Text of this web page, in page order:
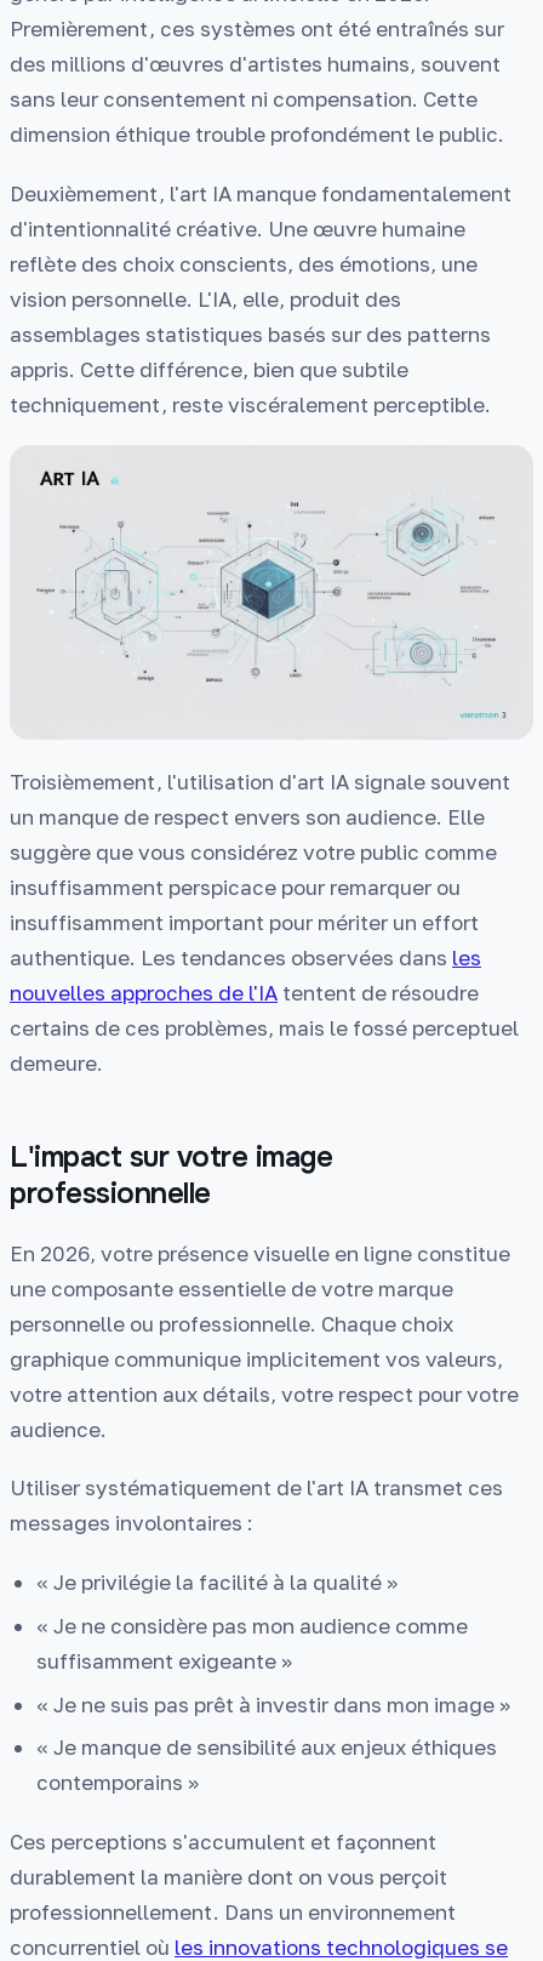
Premièrement, ces systèmes ont été entraînés sur
des millions d'œuvres d'artistes humains, souvent
sans leur consentement ni compensation. Cette
dimension éthique trouble profondément le public.
Deuxièmement, l'art IA manque fondamentalement
d'intentionnalité créative. Une œuvre humaine
reflète des choix conscients, des émotions, une
vision personnelle. L'IA, elle, produit des
assemblages statistiques basés sur des patterns
appris. Cette différence, bien que subtile
techniquement, reste viscéralement perceptible.
Troisièmement, l'utilisation d'art IA signale souvent
un manque de respect envers son audience. Elle
suggère que vous considérez votre public comme
insuffisamment perspicace pour remarquer ou
insuffisamment important pour mériter un effort
authentique. Les tendances observées dans les
nouvelles approches de l'IA tentent de résoudre
certains de ces problèmes, mais le fossé perceptuel
demeure.
L'impact sur votre image
professionnelle
En 2026, votre présence visuelle en ligne constitue
une composante essentielle de votre marque
personnelle ou professionnelle. Chaque choix
graphique communique implicitement vos valeurs,
votre attention aux détails, votre respect pour votre
audience.
Utiliser systématiquement de l'art IA transmet ces
messages involontaires :
« Je privilégie la facilité à la qualité »
« Je ne considère pas mon audience comme
suffisamment exigeante »
« Je ne suis pas prêt à investir dans mon image »
« Je manque de sensibilité aux enjeux éthiques
contemporains »
Ces perceptions s'accumulent et façonnent
durablement la manière dont on vous perçoit
professionnellement. Dans un environnement
concurrentiel où les innovations technologiques se